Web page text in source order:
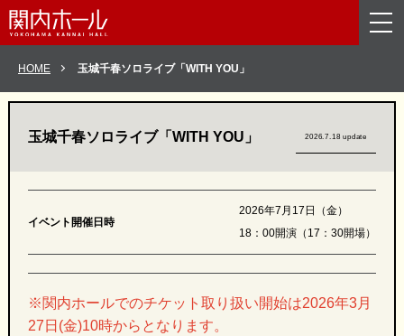
メニューを読み飛ばして本文へスキップ。
HOME 玉城千春ソロライブ「WITH YOU」
玉城千春ソロライブ「WITH YOU」 2026.7.18 update
イベント開催日時
2026年7月17日（金）
18：00開演（17：30開場）
※関内ホールでのチケット取り扱い開始は2026年3月
27日(金)10時からとなります。